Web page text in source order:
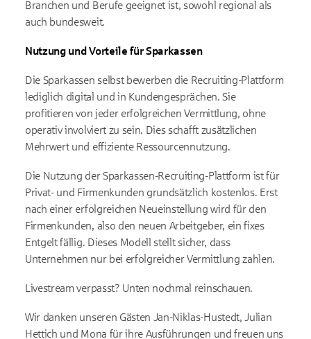
Branchen und Berufe geeignet ist, sowohl regional als
auch bundesweit.
Nutzung und Vorteile für Sparkassen
Die Sparkassen selbst bewerben die Recruiting-Plattform
lediglich digital und in Kundengesprächen. Sie
profitieren von jeder erfolgreichen Vermittlung, ohne
operativ involviert zu sein. Dies schafft zusätzlichen
Mehrwert und effiziente Ressourcennutzung.
Die Nutzung der Sparkassen-Recruiting-Plattform ist für
Privat- und Firmenkunden grundsätzlich kostenlos. Erst
nach einer erfolgreichen Neueinstellung wird für den
Firmenkunden, also den neuen Arbeitgeber, ein fixes
Entgelt fällig. Dieses Modell stellt sicher, dass
Unternehmen nur bei erfolgreicher Vermittlung zahlen.
Livestream verpasst? Unten nochmal reinschauen.
Wir danken unseren Gästen Jan-Niklas-Hustedt, Julian
Hettich und Mona für ihre Ausführungen und freuen uns